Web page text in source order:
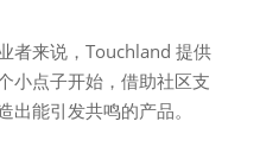
者来说，Touchland 提供
小点子开始，借助社区支
能引发共鸣的产品。